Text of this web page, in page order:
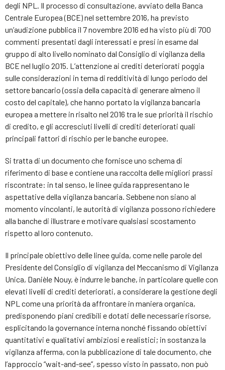
degli NPL. Il processo di consultazione, avviato della Banca
Centrale Europea (BCE) nel settembre 2016, ha previsto
un’audizione pubblica il 7 novembre 2016 ed ha visto più di 700
commenti presentati dagli interessati e presi in esame dal
gruppo di alto livello nominato dal Consiglio di vigilanza della
BCE nel luglio 2015. L’attenzione ai crediti deteriorati poggia
sulle considerazioni in tema di redditività di lungo periodo del
settore bancario (ossia della capacità di generare almeno il
costo del capitale), che hanno portato la vigilanza bancaria
europea a mettere in risalto nel 2016 tra le sue priorità il rischio
di credito, e gli accresciuti livelli di crediti deteriorati quali
principali fattori di rischio per le banche europee.
Si tratta di un documento che fornisce uno schema di
riferimento di base e contiene una raccolta delle migliori prassi
riscontrate: in tal senso, le linee guida rappresentano le
aspettative della vigilanza bancaria. Sebbene non siano al
momento vincolanti, le autorità di vigilanza possono richiedere
alla banche di illustrare e motivare qualsiasi scostamento
rispetto al loro contenuto.
Il principale obiettivo delle linee guida, come nelle parole del
Presidente del Consiglio di vigilanza del Meccanismo di Vigilanza
Unica, Danièle Nouy, è indurre le banche, in particolare quelle con
elevati livelli di crediti deteriorati, a considerare la gestione degli
NPL come una priorità da affrontare in maniera organica,
predisponendo piani credibili e dotati delle necessarie risorse,
esplicitando la governance interna nonché fissando obiettivi
quantitativi e qualitativi ambiziosi e realistici; in sostanza la
vigilanza afferma, con la pubblicazione di tale documento, che
l’approccio “wait-and-see”, spesso visto in passato, non può